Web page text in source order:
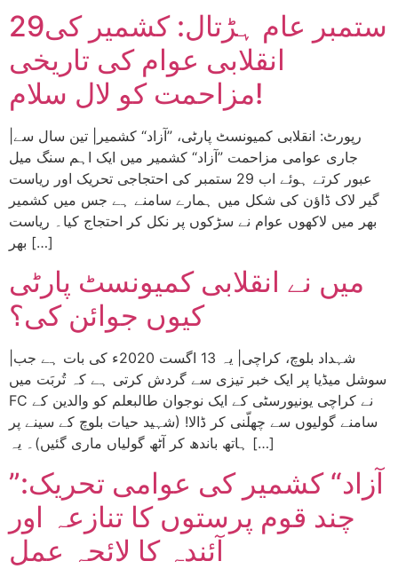
29ستمبر عام ہڑتال: کشمیر کی
انقلابی عوام کی تاریخی
مزاحمت کو لال سلام!
جاری عوامی مزاحمت ”آزاد“ کشمیر میں ایک اہم سنگ میل
عبور کرتے ہوئے اب 29 ستمبر کی احتجاجی تحریک اور ریاست
گیر لاک ڈاؤن کی شکل میں ہمارے سامنے ہے جس میں کشمیر
بھر میں لاکھوں عوام نے سڑکوں پر نکل کر احتجاج کیا۔ ریاست
بھر […]
میں نے انقلابی کمیونسٹ پارٹی
کیوں جوائن کی؟
سوشل میڈیا پر ایک خبر تیزی سے گردش کرتی ہے کہ تُربَت میں
FC نے کراچی یونیورسٹی کے ایک نوجوان طالبعلم کو والدین کے
سامنے گولیوں سے چھلّنی کر ڈالا! (شہید حیات بلوچ کے سینے پر
ہاتھ باندھ کر آٹھ گولیاں ماری گئیں)۔ یہ […]
”آزاد“ کشمیر کی عوامی تحریک:
چند قوم پرستوں کا تنازعہ اور
آئندہ کا لائحہ عمل